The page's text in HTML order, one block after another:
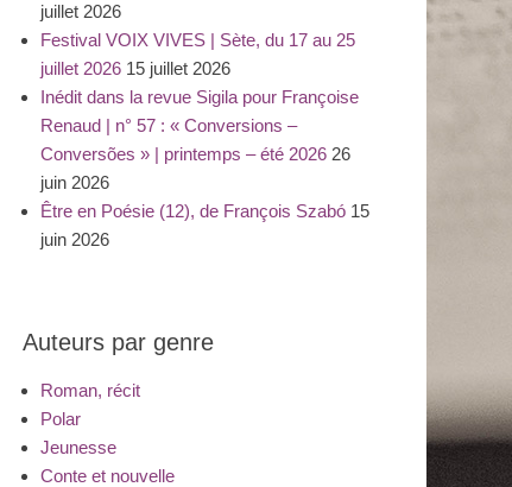
juillet 2026
Festival VOIX VIVES | Sète, du 17 au 25
juillet 2026 15 juillet 2026
Inédit dans la revue Sigila pour Françoise
Renaud | n° 57 : « Conversions –
Conversões » | printemps – été 2026 26
juin 2026
Être en Poésie (12), de François Szabó 15
juin 2026
Auteurs par genre
Roman, récit
Polar
Jeunesse
Conte et nouvelle